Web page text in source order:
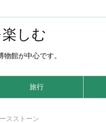
しむ
館が中心です。
旅行
スストーン